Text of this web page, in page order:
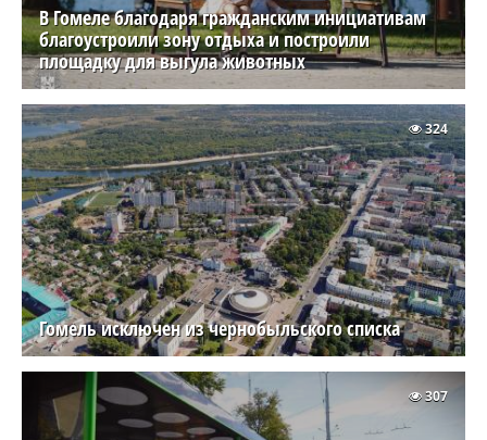
В Гомеле благодаря гражданским инициативам
благоустроили зону отдыха и построили
площадку для выгула животных
Гомель исключен из чернобыльского списка
324
307